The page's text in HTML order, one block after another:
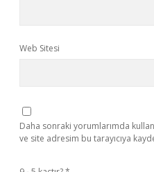
Web Sitesi
Daha sonraki yorumlarımda
ve site adresim bu tarayıcıya